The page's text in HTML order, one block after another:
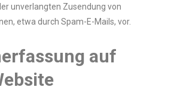
unverlangten Zusendung von
etwa durch Spam-E-Mails, vor.
auf